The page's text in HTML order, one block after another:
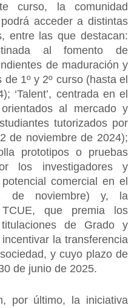
curso, la comunidad
acceder a distintas
entre las que destacan:
al fomento de
de maduración y
1º y 2º curso (hasta el
‘Talent’, centrada en el
al mercado y
tutorizados por
de noviembre de 2024);
prototipos o pruebas
los investigadores y
comercial en el
de noviembre) y, la
TCUE, que premia los
de Grado y
la transferencia
y cuyo plazo de
de junio de 2025.
por último, la iniciativa